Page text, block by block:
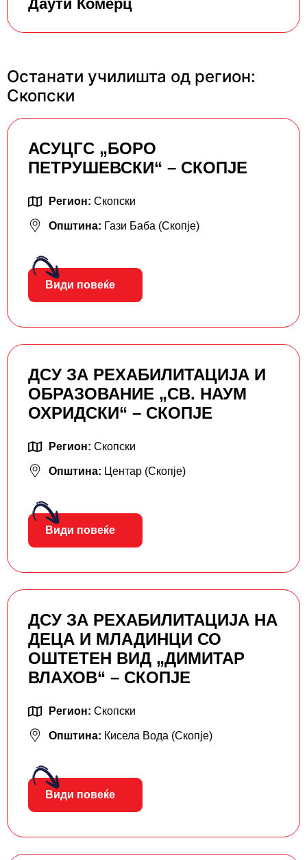
Даути Комерц
Останати училишта од регион:
Скопски
АСУЦГС „БОРО
ПЕТРУШЕВСКИ“ – СКОПЈЕ
Регион: Скопски
Општина: Гази Баба (Скопје)
Види повеќе
ДСУ ЗА РЕХАБИЛИТАЦИЈА И
ОБРАЗОВАНИЕ „СВ. НАУМ
ОХРИДСКИ“ – СКОПЈЕ
Регион: Скопски
Општина: Центар (Скопје)
Види повеќе
ДСУ ЗА РЕХАБИЛИТАЦИЈА НА
ДЕЦА И МЛАДИНЦИ СО
ОШТЕТЕН ВИД „ДИМИТАР
ВЛАХОВ“ – СКОПЈЕ
Регион: Скопски
Општина: Кисела Вода (Скопје)
Види повеќе